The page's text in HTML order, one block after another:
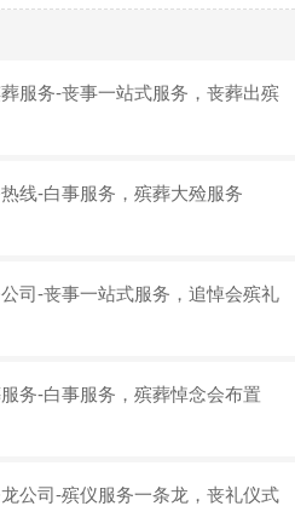
服务-丧事一站式服务，丧葬出殡
线-白事服务，殡葬大殓服务
司-丧事一站式服务，追悼会殡礼
务-白事服务，殡葬悼念会布置
公司-殡仪服务一条龙，丧礼仪式